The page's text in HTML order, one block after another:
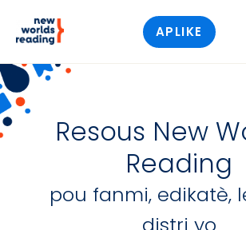
APLIKE
Resous New
Reading
pou fanmi, edikatè,